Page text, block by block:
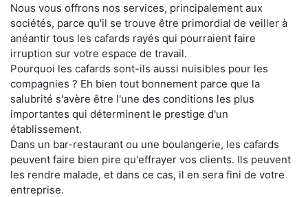
Nous vous offrons nos services, principalement aux
sociétés, parce qu'il se trouve être primordial de veiller à
anéantir tous les cafards rayés qui pourraient faire
irruption sur votre espace de travail.
Pourquoi les cafards sont-ils aussi nuisibles pour les
compagnies ? Eh bien tout bonnement parce que la
salubrité s'avère être l'une des conditions les plus
importantes qui déterminent le prestige d'un
établissement.
Dans un bar-restaurant ou une boulangerie, les cafards
peuvent faire bien pire qu'effrayer vos clients. Ils peuvent
les rendre malade, et dans ce cas, il en sera fini de votre
entreprise.